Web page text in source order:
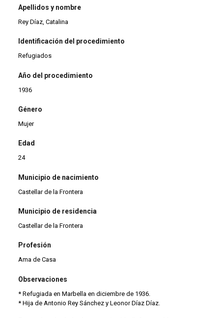
Apellidos y nombre
Rey Díaz, Catalina
Identificación del procedimiento
Refugiados
Año del procedimiento
1936
Género
Mujer
Edad
24
Municipio de nacimiento
Castellar de la Frontera
Municipio de residencia
Castellar de la Frontera
Profesión
Ama de Casa
Observaciones
* Refugiada en Marbella en diciembre de 1936.
* Hija de Antonio Rey Sánchez y Leonor Díaz Díaz.